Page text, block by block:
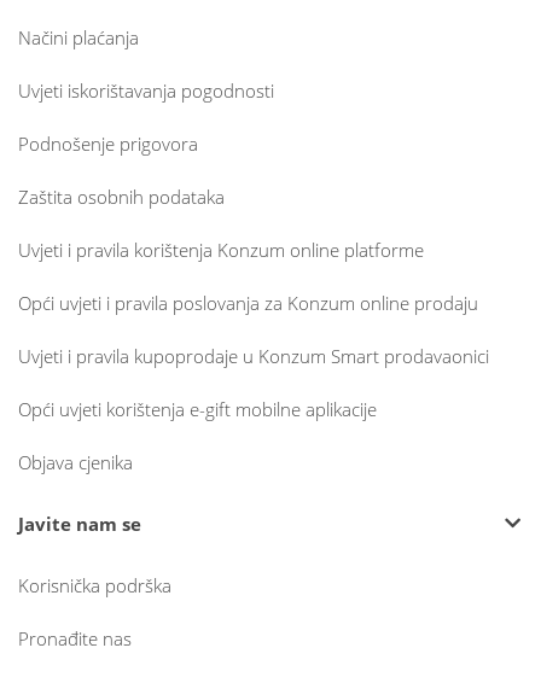
Načini plaćanja
Uvjeti iskorištavanja pogodnosti
Podnošenje prigovora
Zaštita osobnih podataka
Uvjeti i pravila korištenja Konzum online platforme
Opći uvjeti i pravila poslovanja za Konzum online prodaju
Uvjeti i pravila kupoprodaje u Konzum Smart prodavaonici
Opći uvjeti korištenja e-gift mobilne aplikacije
Objava cjenika
Javite nam se
Korisnička podrška
Pronađite nas